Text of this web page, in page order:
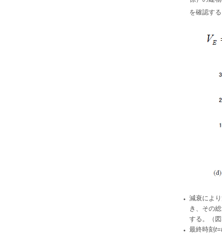
を確認す
・ 減衰によ
き、その
する。（
・ 最終時刻 t=